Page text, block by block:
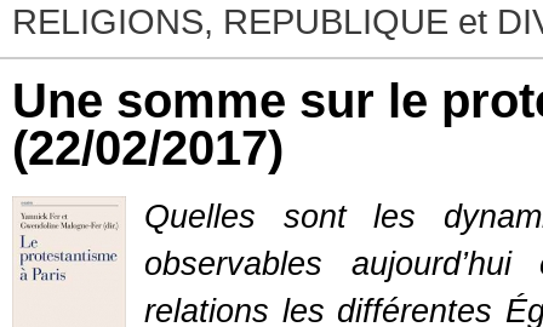
RELIGIONS, REPUBLIQUE et
Une somme sur le
(22/02/2017)
Quelles sont les
observables
relations les différentes